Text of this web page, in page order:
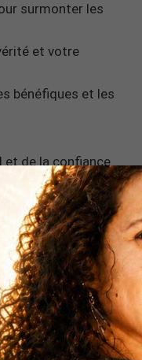
surmonter les
et votre
bénéfiques et les
et de la confiance
et optimisme,
céleste et
vie, voici une